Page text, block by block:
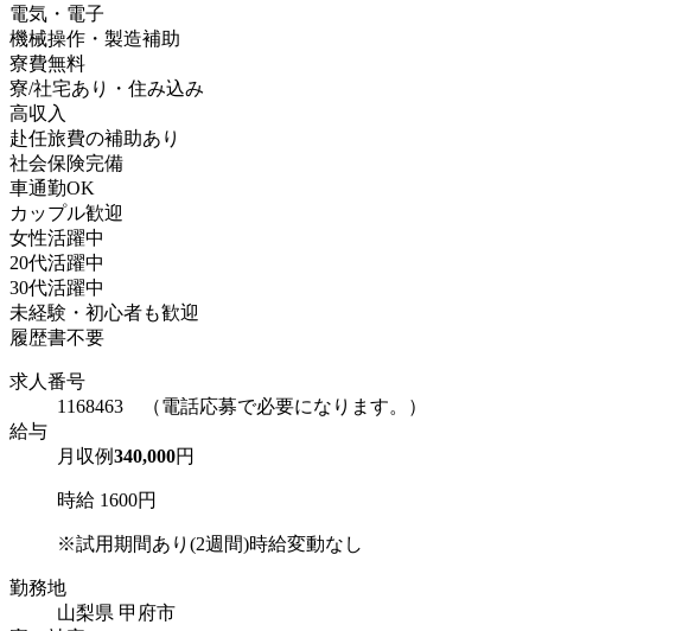
電気・電子
機械操作・製造補助
寮費無料
寮/社宅あり・住み込み
高収入
赴任旅費の補助あり
社会保険完備
車通勤OK
カップル歓迎
女性活躍中
20代活躍中
30代活躍中
未経験・初心者も歓迎
履歴書不要
求人番号
1168463 （電話応募で必要になります。）
給与
月収例340,000円
時給 1600円
※試用期間あり(2週間)時給変動なし
勤務地
山梨県 甲府市